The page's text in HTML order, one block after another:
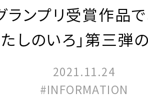
ランプリ受賞作品
しのいろ」第三弾
2021.11.24
#INFORMATION